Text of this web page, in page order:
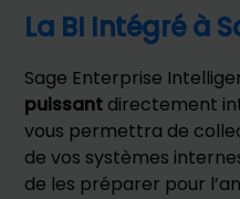
La BI Intégré à
Sage Enterprise
puissant directement
vous permettra de
de vos systèmes
de les préparer pour